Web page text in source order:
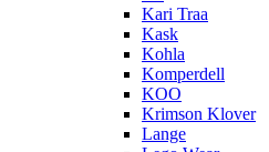
Kari Traa
Kask
Kohla
Komperdell
KOO
Krimson Klover
Lange